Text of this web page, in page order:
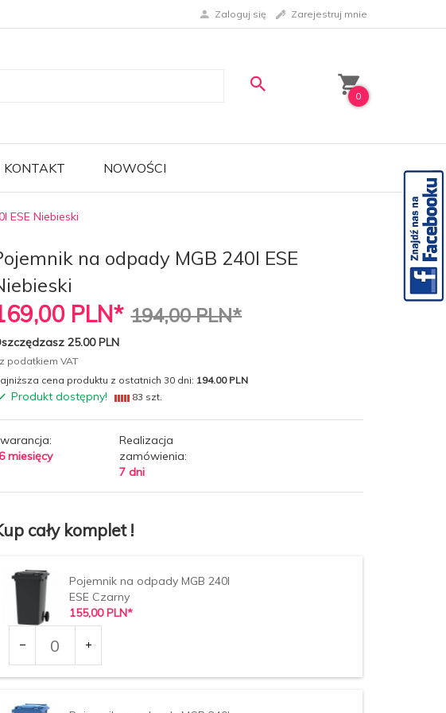
Zaloguj się Zarejestruj mnie
0
KONTAKT NOWOŚCI
ESE Niebieski
na odpady MGB 240l ESE
00 PLN* 194,00 PLN*
25.00 PLN
podatkiem VAT
cena produktu z ostatnich 30 dni: 194.00 PLN
Produkt dostępny! 83 szt.
miesięcy
Realizacja
zamówienia:
7 dni
cały komplet !
Pojemnik na odpady MGB 240l
ESE Czarny
155,00 PLN*
dla
produktu
1509